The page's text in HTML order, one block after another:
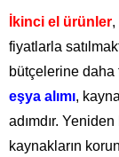
İkinci el ürünler,
fiyatlarla
bütçelerine daha
eşya alımı,
adımdır.
kaynakların